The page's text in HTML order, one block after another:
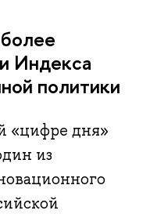
Индекса
политики
«цифре дня»
из